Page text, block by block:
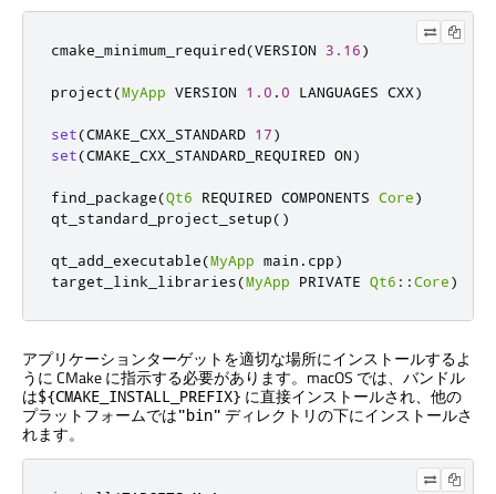
cmake_minimum_required(VERSION 3.16)
project(MyApp VERSION 1.0 . 0 LANGUAGES CXX)
set(CMAKE_CXX_STANDARD 17)
set(CMAKE_CXX_STANDARD_REQUIRED ON)
find_package(Qt6 REQUIRED COMPONENTS Core)
qt_standard_project_setup()
qt_add_executable(MyApp main . cpp)
target_link_libraries(MyApp PRIVATE Qt6 ::Core)
アプリケーションターゲットを適切な場所にインストールするよ
うに CMake に指示する必要があります。macOS では、バンドル
は${CMAKE_INSTALL_PREFIX} に直接インストールされ、他の
プラットフォームでは"bin" ディレクトリの下にインストールさ
れます。